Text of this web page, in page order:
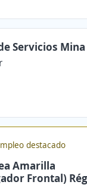
Servicios Mina
destacado
Amarilla
Frontal)